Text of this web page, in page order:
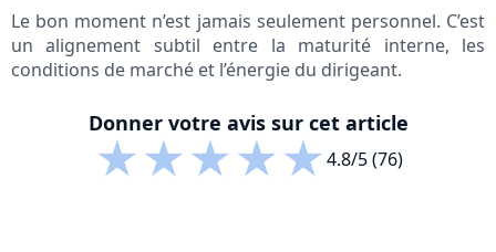
Le bon moment n’est jamais seulement personnel. C’est
un alignement subtil entre la maturité interne, les
conditions de marché et l’énergie du dirigeant.
Donner votre avis sur cet article
★★★★★4.8/5 (76)